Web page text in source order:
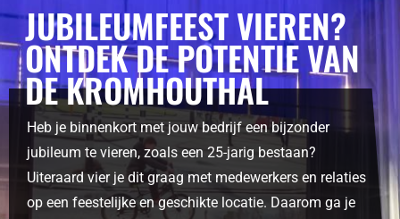
JUBILEUMFEEST VIEREN?
ONTDEK DE POTENTIE VAN
DE KROMHOUTHAL
Heb je binnenkort met jouw bedrijf een bijzonder
jubileum te vieren, zoals een 25-jarig bestaan?
Uiteraard vier je dit graag met medewerkers en relaties
op een feestelijke en geschikte locatie. Daarom ga je